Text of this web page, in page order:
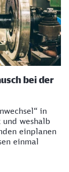
bei der
in
weshalb
einplanen
einmal